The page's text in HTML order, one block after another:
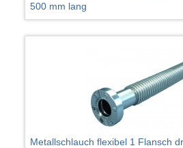
500 mm lang
Metallschlauch flexibel 1 Flansch